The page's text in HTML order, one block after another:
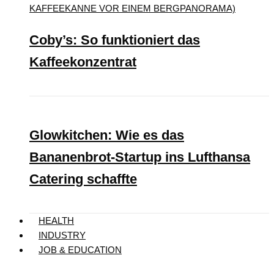
Coby’s: So funktioniert das
Kaffeekonzentrat
Glowkitchen: Wie es das
Bananenbrot-Startup ins Lufthansa
Catering schaffte
HEALTH
INDUSTRY
JOB & EDUCATION